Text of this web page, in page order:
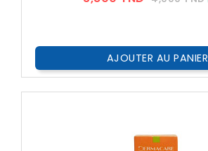
AJOUTER AU PANIER